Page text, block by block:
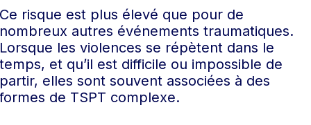
risque est plus élevé que pour de
autres événements traumatiques.
les violences se répètent dans le
et qu’il est difficile ou impossible de
elles sont souvent associées à des
de TSPT complexe.